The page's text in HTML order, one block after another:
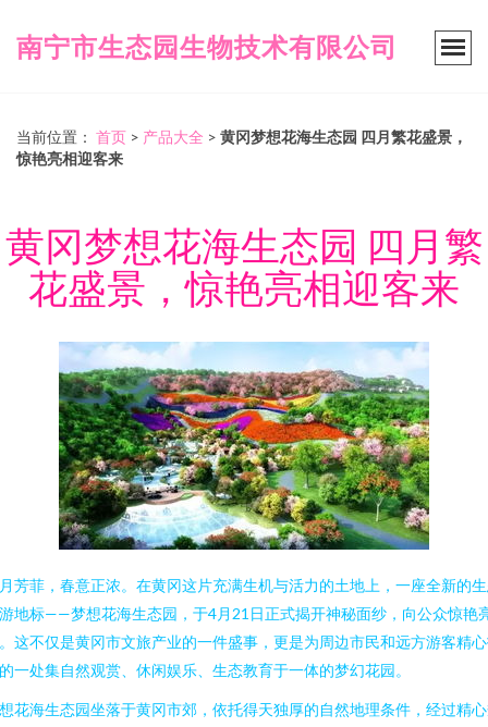
南宁市生态园生物技术有限公司
当前位置： 首页 > 产品大全 > 黄冈梦想花海生态园 四月繁花盛景，
惊艳亮相迎客来
黄冈梦想花海生态园 四月繁
花盛景，惊艳亮相迎客来
芳菲，春意正浓。在黄冈这片充满生机与活力的土地上，一座全新的
地标——梦想花海生态园，于4月21日正式揭开神秘面纱，向公众惊艳
这不仅是黄冈市文旅产业的一件盛事，更是为周边市民和远方游客精
一处集自然观赏、休闲娱乐、生态教育于一体的梦幻花园。
花海生态园坐落于黄冈市郊，依托得天独厚的自然地理条件，经过精